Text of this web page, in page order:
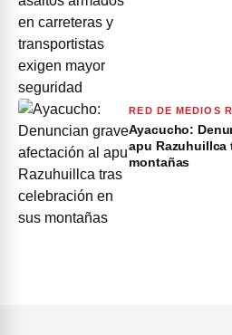
RED DE MEDIOS
Ayacucho:
apu Razuhuillca
montañas